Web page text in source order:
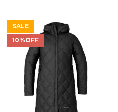
SALE
10%OFF